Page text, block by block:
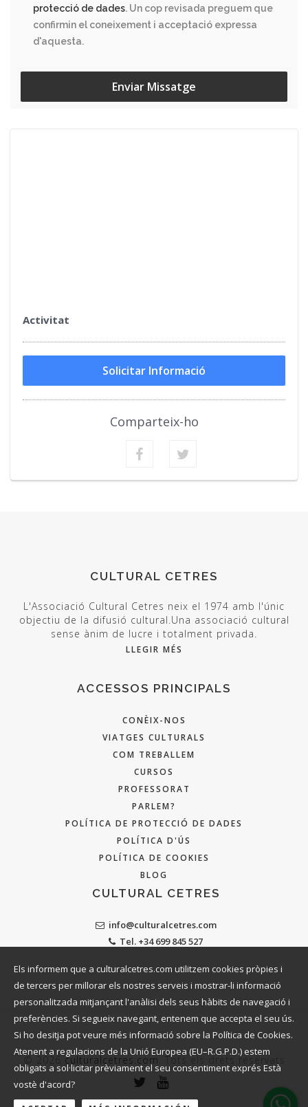
protecció de dades. Un cop revisada preguem que
confirmin el coneixement i acceptació expressa
d'aquesta.
Enviar Missatge
Activitat
Solicitar Informació
Comparteix-ho
CULTURAL CETRES
L'Associació Cultural Cetres neix el 1974 amb l'únic
objectiu de la difusió cultural.Una associació cultural
sense ànim de lucre i totalment privada.
LLEGIR MÉS
ACCESSOS PRINCIPALS
CONÈIX-NOS
VIATGES CULTURALS
COM TREBALLEM
CURSOS
PROFESSORAT
PARLEM?
POLÍTICA DE PROTECCIÓ DE DADES
POLÍTICA D'ÚS
POLÍTICA DE COOKIES
BLOG
CULTURAL CETRES
info@culturalcetres.com
Tel. +34 699 845 527
culturalcetres.com . Tots els drets reservats
Els informem que a culturalcetres.com utilitzem cookies pròpies i
de tercers per millorar els nostres serveis i mostrar-li informació
personalitzada mitjançant l'anàlisi dels seus hàbits de navegació i
preferències. Si segueix navegant, entenem que accepta el seu ús.
Si ho desitja pot veure més informació sobre la Política de Cookies.
Atenent a regulacions de la Unió Europea (EU–R.G.P.D.) estem
obligats a sol·licitar prèviament el seu consentiment exprés Està
vostè d'acord?